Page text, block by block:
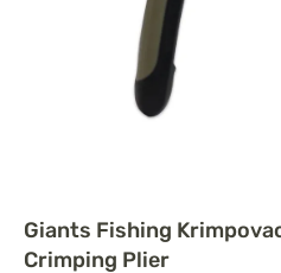
Giants Fishing
Crimping Plier